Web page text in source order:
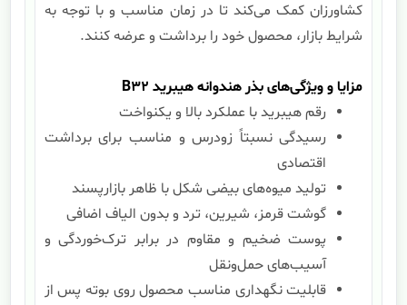
کشاورزان کمک می‌کند تا در زمان مناسب و با توجه به
شرایط بازار، محصول خود را برداشت و عرضه کنند.
مزایا و ویژگی‌های بذر هندوانه هیبریدB32
رقم هیبرید با عملکرد بالا و یکنواخت
رسیدگی نسبتاً زودرس و مناسب برای برداشت
اقتصادی
تولید میوه‌های بیضی شکل با ظاهر بازارپسند
گوشت قرمز، شیرین، ترد و بدون الیاف اضافی
پوست ضخیم و مقاوم در برابر ترک‌خوردگی و
آسیب‌های حمل‌ونقل
قابلیت نگهداری مناسب محصول روی بوته پس از